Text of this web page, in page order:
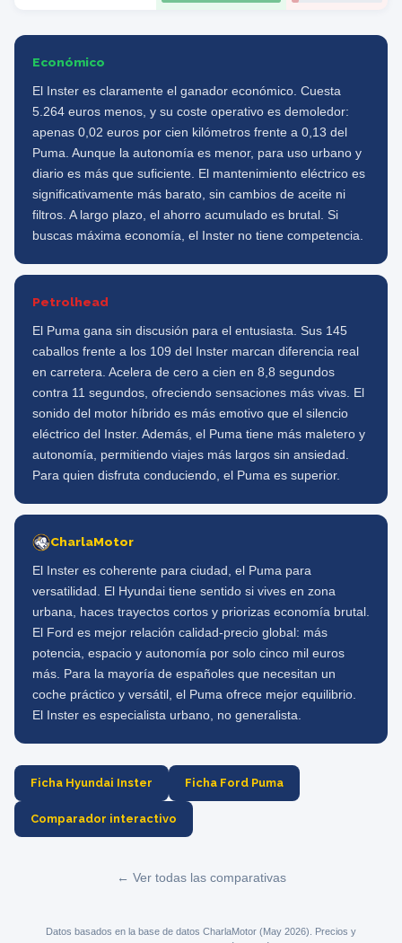
Económico
El Inster es claramente el ganador económico. Cuesta
5.264 euros menos, y su coste operativo es demoledor:
apenas 0,02 euros por cien kilómetros frente a 0,13 del
Puma. Aunque la autonomía es menor, para uso urbano y
diario es más que suficiente. El mantenimiento eléctrico es
significativamente más barato, sin cambios de aceite ni
filtros. A largo plazo, el ahorro acumulado es brutal. Si
buscas máxima economía, el Inster no tiene competencia.
Petrolhead
El Puma gana sin discusión para el entusiasta. Sus 145
caballos frente a los 109 del Inster marcan diferencia real
en carretera. Acelera de cero a cien en 8,8 segundos
contra 11 segundos, ofreciendo sensaciones más vivas. El
sonido del motor híbrido es más emotivo que el silencio
eléctrico del Inster. Además, el Puma tiene más maletero y
autonomía, permitiendo viajes más largos sin ansiedad.
Para quien disfruta conduciendo, el Puma es superior.
CharlaMotor
El Inster es coherente para ciudad, el Puma para
versatilidad. El Hyundai tiene sentido si vives en zona
urbana, haces trayectos cortos y priorizas economía brutal.
El Ford es mejor relación calidad-precio global: más
potencia, espacio y autonomía por solo cinco mil euros
más. Para la mayoría de españoles que necesitan un
coche práctico y versátil, el Puma ofrece mejor equilibrio.
El Inster es especialista urbano, no generalista.
Ficha Hyundai Inster Ficha Ford Puma
Comparador interactivo
← Ver todas las comparativas
Datos basados en la base de datos CharlaMotor (May 2026). Precios y